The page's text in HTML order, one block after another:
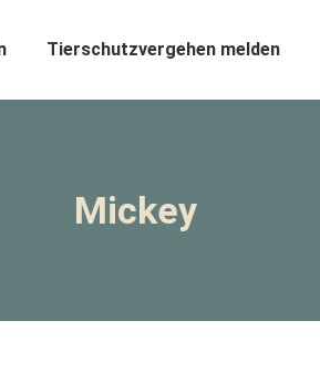
Tierschutzvergehen melden
Mickey